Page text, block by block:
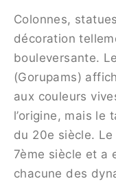
Colonnes,
décoration
bouleversante.
(Gorupams)
aux couleurs
l’origine, mais le
du 20e siècle. Le
7ème siècle et a
chacune des